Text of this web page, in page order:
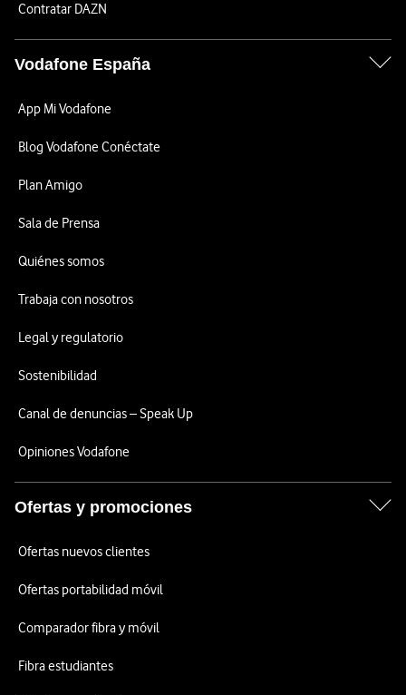
Contratar DAZN
Vodafone España
App Mi Vodafone
Blog Vodafone Conéctate
Plan Amigo
Sala de Prensa
Quiénes somos
Trabaja con nosotros
Legal y regulatorio
Sostenibilidad
Canal de denuncias – Speak Up
Opiniones Vodafone
Ofertas y promociones
Ofertas nuevos clientes
Ofertas portabilidad móvil
Comparador fibra y móvil
Fibra estudiantes